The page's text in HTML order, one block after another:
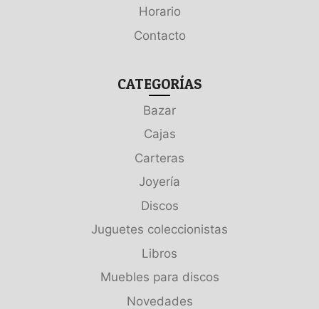
Horario
Contacto
CATEGORÍAS
Bazar
Cajas
Carteras
Joyería
Discos
Juguetes coleccionistas
Libros
Muebles para discos
Novedades